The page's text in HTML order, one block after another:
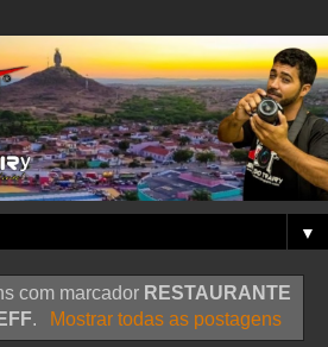
▼
com marcador RESTAURANTE
. Mostrar todas as postagens